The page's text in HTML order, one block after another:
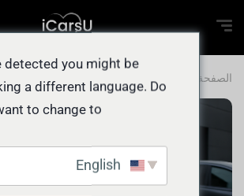
الصفحة الرئيسية كل ما تحتاج
detected you might be
a different language. Do
to change to: